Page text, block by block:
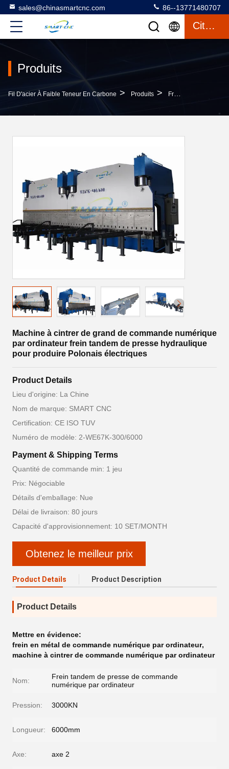
sales@chinasmartcnc.com 86--13771480707
Citation
Produits
Fil D'acier À Faible Teneur En Carbone > Produits > Frein De Presse De Commande Numérique Par Ordinateur
Machine à cintrer de grand de commande numérique
par ordinateur frein tandem de presse hydraulique
pour produire Polonais électriques
Product Details
Lieu d'origine: La Chine
Nom de marque: SMART CNC
Certification: CE ISO TUV
Numéro de modèle: 2-WE67K-300/6000
Payment & Shipping Terms
Quantité de commande min: 1 jeu
Prix: Négociable
Détails d'emballage: Nue
Délai de livraison: 80 jours
Capacité d'approvisionnement: 10 SET/MONTH
Obtenez le meilleur prix
Product Details Product Description
Product Details
Mettre en évidence:
frein en métal de commande numérique par ordinateur,
machine à cintrer de commande numérique par ordinateur
Nom:
Frein tandem de presse de commande
numérique par ordinateur
Pression: 3000KN
Longueur: 6000mm
Axe: axe 2